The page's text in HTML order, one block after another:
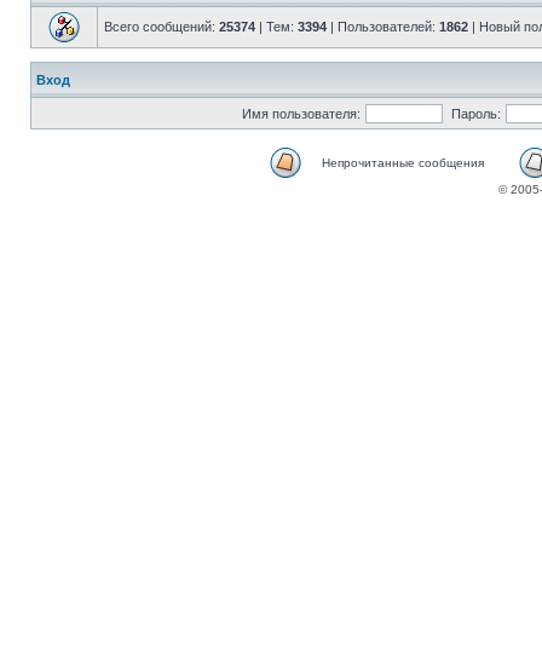
Всего сообщений: 25374 | Тем: 3394 | Пользователей: 1862 | Новый
Вход
Имя пользователя: Пароль:
Непрочитанные сообщения
©